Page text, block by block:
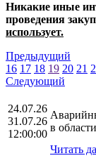
Никакие иные
проведения
использует.
Предыдущий
16 17 18 19 20 21
Следующий
24.07.26
31.07.26
12:00:00
в
Читать